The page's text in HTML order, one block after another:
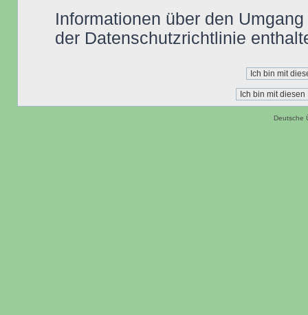
Informationen über den
der Datenschutzrichtlinie
Deutsche